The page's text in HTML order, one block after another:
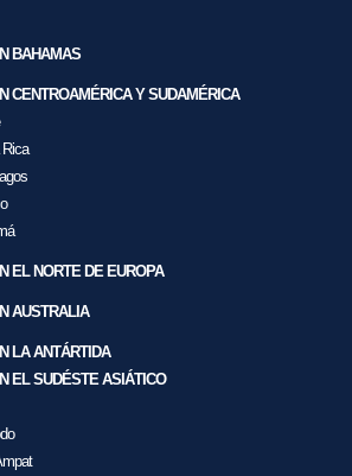
BAHAMAS
CENTROAMÉRICA Y SUDAMÉRICA
Rica
EL NORTE DE EUROPA
AUSTRALIA
LA ANTÁRTIDA
EL SUDÉSTE ASIÁTICO